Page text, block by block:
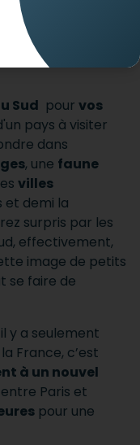
pour
Sud pour vos
pays à visiter
dans
, une faune
villes
et demi la
surpris par les
effectivement,
image de petits
se faire de
y a seulement
France, c’est
à un nouvel
Paris et
pour une